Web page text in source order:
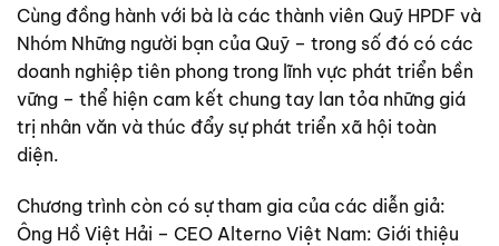
Cùng đồng hành với bà là các thành viên Quỹ HPDF và
Nhóm Những người bạn của Quỹ – trong số đó có các
doanh nghiệp tiên phong trong lĩnh vực phát triển bền
vững – thể hiện cam kết chung tay lan tỏa những giá
trị nhân văn và thúc đẩy sự phát triển xã hội toàn
diện.
Chương trình còn có sự tham gia của các diễn giả:
Ông Hồ Việt Hải – CEO Alterno Việt Nam: Giới thiệu